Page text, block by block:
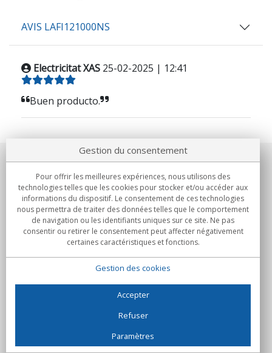
AVIS LAFI121000NS
Electricitat XAS 25-02-2025 | 12:41
Buen producto.
Notre société
Engagements
Achats
C/Flassaders, 13, Nave 6, 08130 Santa Perpètua de Mogoda
(Barcelone) - Espagne
Gestion du consentement
Pour offrir les meilleures expériences, nous utilisons des
technologies telles que les cookies pour stocker et/ou accéder aux
informations du dispositif. Le consentement de ces technologies
nous permettra de traiter des données telles que le comportement
de navigation ou les identifiants uniques sur ce site. Ne pas
consentir ou retirer le consentement peut affecter négativement
certaines caractéristiques et fonctions.
Gestion des cookies
Accepter
Refuser
Paramètres